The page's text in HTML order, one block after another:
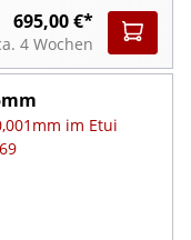
695,00 €*
4 Wochen
im Etui